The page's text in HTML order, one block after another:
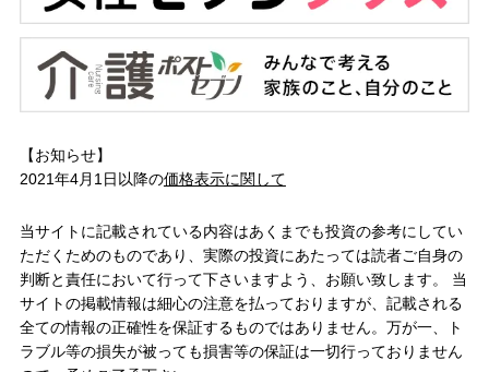
【お知らせ】
2021年4月1日以降の価格表示に関して
当サイトに記載されている内容はあくまでも投資の参考にしてい
ただくためのものであり、実際の投資にあたっては読者ご自身の
判断と責任において行って下さいますよう、お願い致します。 当
サイトの掲載情報は細心の注意を払っておりますが、記載される
全ての情報の正確性を保証するものではありません。万が一、ト
ラブル等の損失が被っても損害等の保証は一切行っておりません